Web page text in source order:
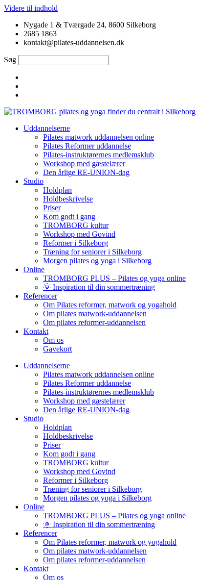
Videre til indhold
Nygade 1 & Tværgade 24, 8600 Silkeborg
2685 1863
kontakt@pilates-uddannelsen.dk
Søg
Uddannelserne
Pilates matwork uddannelsen online
Pilates Reformer uddannelse
Pilates-instruktørernes medlemsklub
Workshop med gæstelærer
Den årlige RE-UNION-dag
Studio
Holdplan
Holdbeskrivelse
Priser
Kom godt i gang
TROMBORG kultur
Workshop med Govind
Reformer i Silkeborg
Træning for seniorer i Silkeborg
Morgen pilates og yoga i Silkeborg
Online
TROMBORG PLUS – Pilates og yoga online
🌞 Inspiration til din sommertræning
Referencer
Om Pilates reformer, matwork og yogahold
Om pilates matwork-uddannelsen
Om pilates reformer-uddannelsen
Kontakt
Om os
Gavekort
Uddannelserne
Pilates matwork uddannelsen online
Pilates Reformer uddannelse
Pilates-instruktørernes medlemsklub
Workshop med gæstelærer
Den årlige RE-UNION-dag
Studio
Holdplan
Holdbeskrivelse
Priser
Kom godt i gang
TROMBORG kultur
Workshop med Govind
Reformer i Silkeborg
Træning for seniorer i Silkeborg
Morgen pilates og yoga i Silkeborg
Online
TROMBORG PLUS – Pilates og yoga online
🌞 Inspiration til din sommertræning
Referencer
Om Pilates reformer, matwork og yogahold
Om pilates matwork-uddannelsen
Om pilates reformer-uddannelsen
Kontakt
Om os